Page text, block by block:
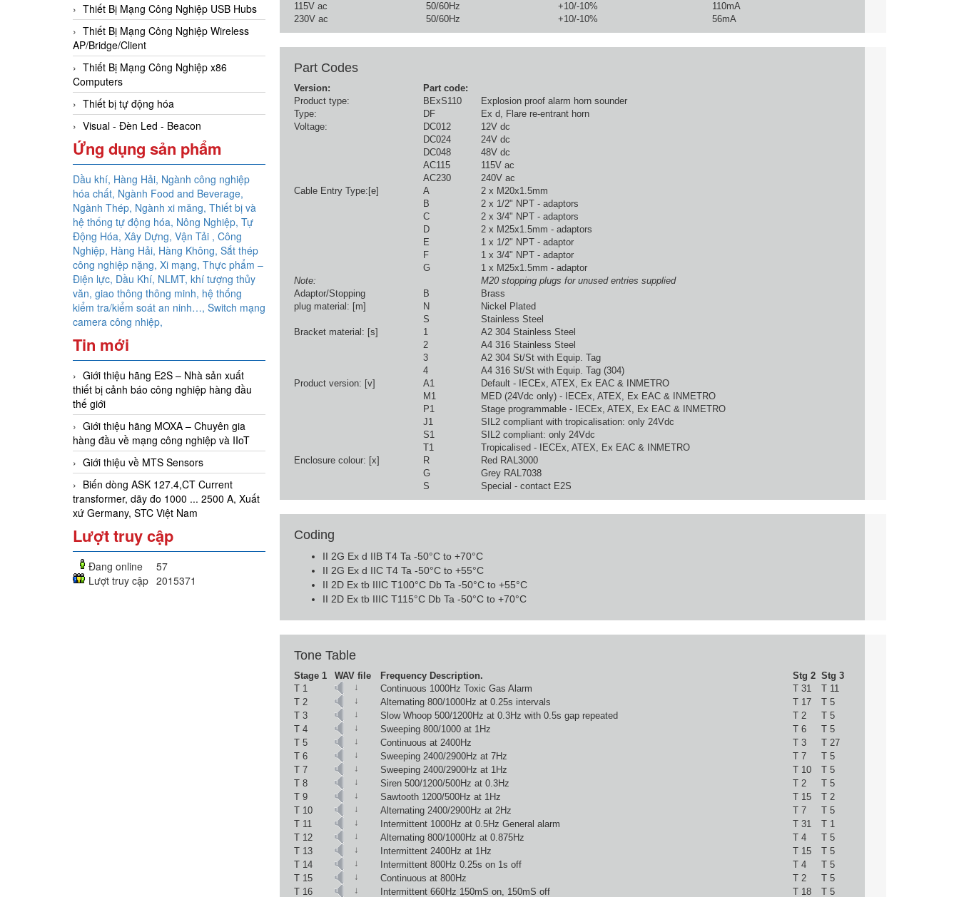
Thiết Bị Mạng Công Nghiệp USB Hubs
Thiết Bị Mạng Công Nghiệp Wireless
AP/Bridge/Client
Thiết Bị Mạng Công Nghiệp x86
Computers
Thiết bị tự động hóa
Visual - Đèn Led - Beacon
Ứng dụng sản phẩm
Dầu khí, Hàng Hải, Ngành công nghiệp
hóa chất, Ngành Food and Beverage,
Ngành Thép, Ngành xi măng, Thiết bị và
hệ thống tự động hóa, Nông Nghiệp, Tự
Động Hóa, Xây Dựng, Vận Tải , Công
Nghiệp, Hàng Hải, Hàng Không, Sắt thép
công nghiệp nặng, Xi mạng, Thực phẩm –
Điện lực, Dầu Khí, NLMT, khí tượng thủy
văn, giao thông thông minh, hệ thống
kiểm tra/kiểm soát an ninh…, Switch mạng
camera công nhiệp,
Tin mới
Giới thiệu hãng E2S – Nhà sản xuất
thiết bị cảnh báo công nghiệp hàng đầu
thế giới
Giới thiệu hãng MOXA – Chuyên gia
hàng đầu về mạng công nghiệp và IIoT
Giới thiệu về MTS Sensors
Biến dòng ASK 127.4,CT Current
transformer, dãy đo 1000 ... 2500 A, Xuất
xứ Germany, STC Việt Nam
Lượt truy cập
Đang online
57
Lượt truy cập 2015371
115V ac
50/60Hz +10/-10%
110mA
230V ac
50/60Hz +10/-10% 56mA
Part Codes
Version:
Part code:
Product type:
BExS110
Explosion proof alarm horn sounder
Type:
DF
Ex d, Flare re-entrant horn
Voltage:
DC012
DC024
DC048
AC115
AC230
12V dc
24V dc
48V dc
115V ac
240V ac
Cable Entry Type:[e]
Note:
A
B
C
D
E
F
G
2 x M20x1.5mm
2 x 1/2" NPT - adaptors
2 x 3/4" NPT - adaptors
2 x M25x1.5mm - adaptors
1 x 1/2" NPT - adaptor
1 x 3/4" NPT - adaptor
1 x M25x1.5mm - adaptor
M20 stopping plugs for unused entries supplied
Adaptor/Stopping
plug material: [m]
B
N
S
Brass
Nickel Plated
Stainless Steel
Bracket material: [s]
1
2
3
4
A2 304 Stainless Steel
A4 316 Stainless Steel
A2 304 St/St with Equip. Tag
A4 316 St/St with Equip. Tag (304)
Product version: [v]
A1
M1
P1
J1
S1
T1
Default - IECEx, ATEX, Ex EAC & INMETRO
MED (24Vdc only) - IECEx, ATEX, Ex EAC & INMETRO
Stage programmable - IECEx, ATEX, Ex EAC & INMETRO
SIL2 compliant with tropicalisation: only 24Vdc
SIL2 compliant: only 24Vdc
Tropicalised - IECEx, ATEX, Ex EAC & INMETRO
Enclosure colour: [x]
R
G
S
Red RAL3000
Grey RAL7038
Special - contact E2S
Coding
II 2G Ex d IIB T4 Ta -50°C to +70°C
II 2G Ex d IIC T4 Ta -50°C to +55°C
II 2D Ex tb IIIC T100°C Db Ta -50°C to +55°C
II 2D Ex tb IIIC T115°C Db Ta -50°C to +70°C
Tone Table
Stage 1 WAV file Frequency Description. Stg 2 Stg 3
T 1
↓ Continuous 1000Hz Toxic Gas Alarm T 31
T 11
T 2
↓ Alternating 800/1000Hz at 0.25s intervals T 17
T 5
T 3
↓ Slow Whoop 500/1200Hz at 0.3Hz with 0.5s gap repeated T 2
T 5
T 4
↓ Sweeping 800/1000 at 1Hz T 6
T 5
T 5
↓ Continuous at 2400Hz T 3
T 27
T 6
↓ Sweeping 2400/2900Hz at 7Hz T 7
T 5
T 7
↓ Sweeping 2400/2900Hz at 1Hz T 10
T 5
T 8
↓ Siren 500/1200/500Hz at 0.3Hz T 2
T 5
T 9
↓ Sawtooth 1200/500Hz at 1Hz T 15
T 2
T 10
↓ Alternating 2400/2900Hz at 2Hz T 7
T 5
T 11
↓ Intermittent 1000Hz at 0.5Hz General alarm T 31
T 1
T 12
↓ Alternating 800/1000Hz at 0.875Hz T 4
T 5
T 13
↓ Intermittent 2400Hz at 1Hz T 15
T 5
T 14
↓ Intermittent 800Hz 0.25s on 1s off T 4
T 5
T 15
↓ Continuous at 800Hz T 2
T 5
T 16
↓ Intermittent 660Hz 150mS on, 150mS off T 18 T 5